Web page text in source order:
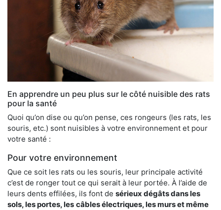
En apprendre un peu plus sur le côté nuisible des rats
pour la santé
Quoi qu’on dise ou qu’on pense, ces rongeurs (les rats, les
souris, etc.) sont nuisibles à votre environnement et pour
votre santé :
Pour votre environnement
Que ce soit les rats ou les souris, leur principale activité
c’est de ronger tout ce qui serait à leur portée. À l’aide de
leurs dents effilées, ils font de sérieux dégâts dans les
sols, les portes, les câbles électriques, les murs et même